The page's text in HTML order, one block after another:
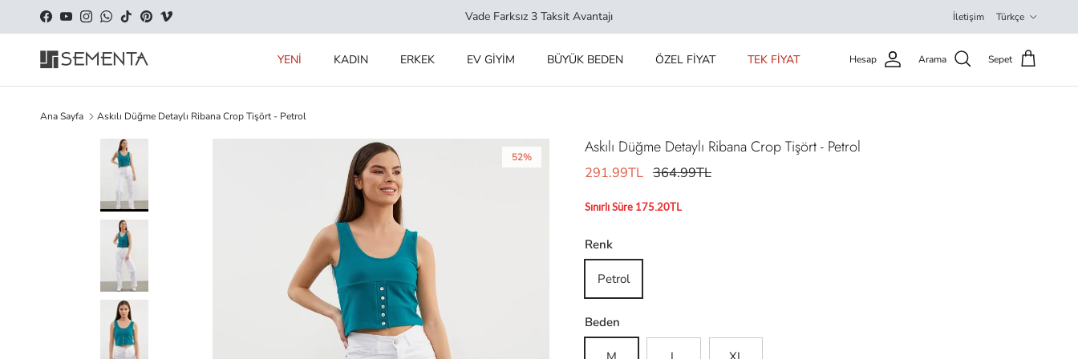
İçeriği geç
Facebook
YouTubeInstagramWhatsApp
TikTokPinterestVimeo Vade Farksız 3 Taksit Avantajı İletişim Türkçe
YENİ KADIN ERKEK EV GİYİM BÜYÜK BEDEN ÖZEL FİYAT TEK FİYAT Hesap Arama Sepet
Ana Sayfa Askılı Düğme Detaylı Ribana Crop Tişört - Petrol
52% Askılı Düğme Detaylı Ribana Crop Tişört - Petrol
291.99TL 364.99TL
Sınırlı Süre 175.20TL
Renk
Petrol
Beden